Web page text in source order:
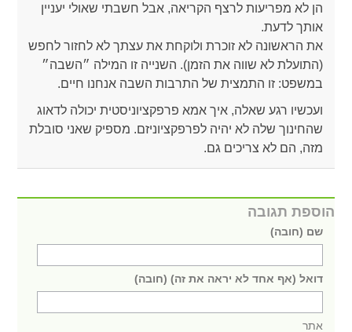
הן לא מפריעות לרצף הקריאה, אבל חשבתי שאולי יעניין
אותך לדעת.
את הראשונה לא זוכרת ולוקחת את עצתך לא לחזור לחפש
(התועלת לא שווה את הזמן). השנייה זו המילה ״השבה״
במשפט: זו התמצית של התרבות השבה אנחנו חיים.
ועכשיו רגע שאלה, איך אמא פרפקציוניסטית יכולה לדאוג
שהחינוך שלה לא יהיה לפרפקציוניזם. מספיק שאני סובלת
מזה, הם לא צריכים גם.
הוספת תגובה
שם (חובה)
דואל (אף אחד לא יראה את זה) (חובה)
אתר